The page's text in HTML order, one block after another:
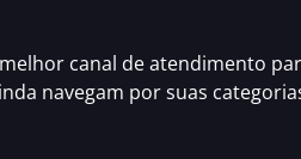
melhor canal de atendimento
navegam por suas